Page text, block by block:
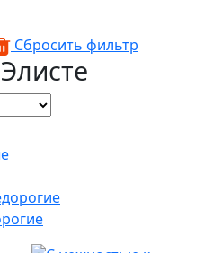
Сбросить фильтр